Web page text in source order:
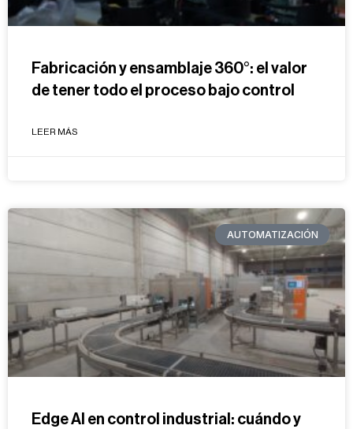
Fabricación y ensamblaje 360°: el valor
de tener todo el proceso bajo control
LEER MÁS
AUTOMATIZACIÓN
Edge AI en control industrial: cuándo y